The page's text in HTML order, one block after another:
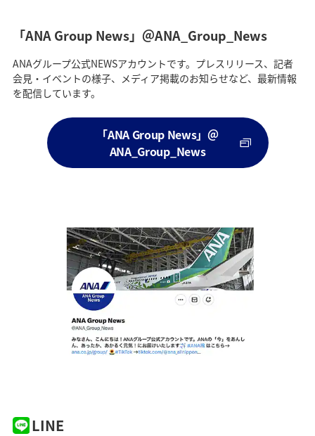
「ANA Group News」＠ANA_Group_News
ANAグループ公式NEWSアカウントです。プレスリリース、記者
会見・イベントの様子、メディア掲載のお知らせなど、最新情報
を配信しています。
「ANA Group News」＠
ANA_Group_News
LINE